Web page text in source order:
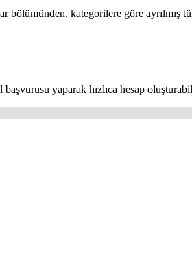
kategorilere göre ayrılmış
yaparak hızlıca hesap